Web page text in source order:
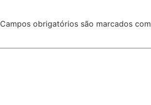
Campos obrigatórios são marcados com